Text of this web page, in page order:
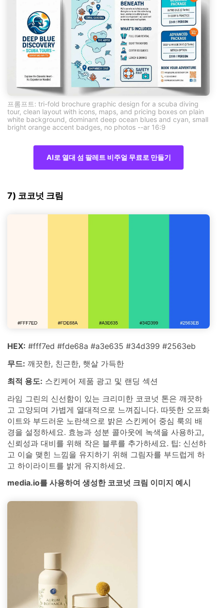
프롬프트: tri-fold brochure graphic design for a scuba diving
tour, clean layout with icons, maps, and pricing boxes on plain
white background, dominant deep ocean blues and cyan, small
bright orange accent badges, no photos --ar 16:9
AI로 열대 섬 팔레트 비주얼 무료로 만들기
7) 코코넛 크림
HEX: #fff7ed #fde68a #a3e635 #34d399 #2563eb
무드: 깨끗한, 친근한, 햇살 가득한
최적 용도: 스킨케어 제품 광고 및 랜딩 섹션
라임 그린의 신선함이 있는 크리미한 코코넛 톤은 깨끗하
고 고양되며 가볍게 열대적으로 느껴집니다. 따뜻한 오프화
이트와 부드러운 노란색으로 밝은 스킨케어 중심 룩의 배
경을 설정하세요. 효능과 성분 콜아웃에 녹색을 사용하고,
신뢰성과 대비를 위해 작은 블루를 추가하세요. 팁: 신선하
고 이슬 맺힌 느낌을 유지하기 위해 그림자를 부드럽게 하
고 하이라이트를 밝게 유지하세요.
media.io를 사용하여 생성한 코코넛 크림 이미지 예시